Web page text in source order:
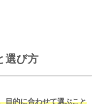
選び方
目的に合わせて選ぶこと